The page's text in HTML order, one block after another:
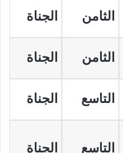
الثامن الجناة
الثامن الجناة
التاسع الجناة
التاسع الجناة